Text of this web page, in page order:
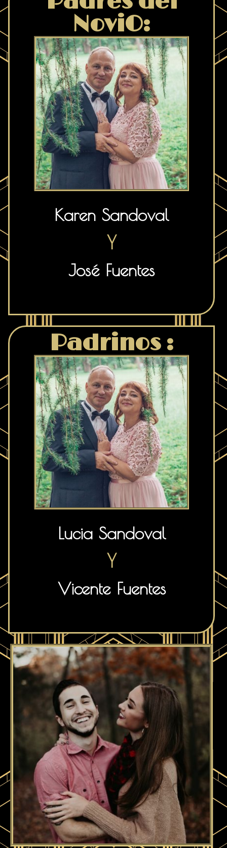
NoviO:
Karen Sandoval
Y
José Fuentes
Padrinos :
Lucia Sandoval
Y
Vicente Fuentes